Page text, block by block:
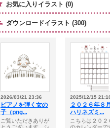
お気に入りイラスト (0)
ダウンロードイラスト (300)
2026/03/21 23:36
ピアノを弾く女の
子（png...
ご覧いただきありが
2025/12/15
２０２６年
ハリネズミ...
こちらは２０２